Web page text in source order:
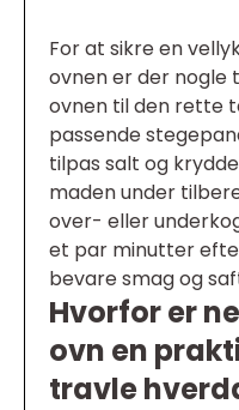
For at sikre en
ovnen er der nogle
ovnen til den rette
passende
tilpas salt og
maden under
over- eller
et par minutter
bevare smag og
Hvorfor er
ovn en
travle